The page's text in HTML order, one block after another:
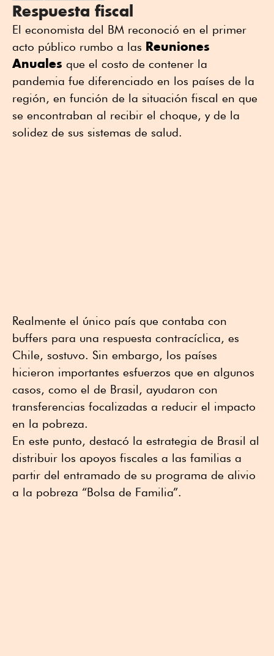
Respuesta fiscal
El economista del BM reconoció en el primer
acto público rumbo a las Reuniones
Anuales que el costo de contener la
pandemia fue diferenciado en los países de la
región, en función de la situación fiscal en que
se encontraban al recibir el choque, y de la
solidez de sus sistemas de salud.
Realmente el único país que contaba con
buffers para una respuesta contracíclica, es
Chile, sostuvo. Sin embargo, los países
hicieron importantes esfuerzos que en algunos
casos, como el de Brasil, ayudaron con
transferencias focalizadas a reducir el impacto
en la pobreza.
En este punto, destacó la estrategia de Brasil al
distribuir los apoyos fiscales a las familias a
partir del entramado de su programa de alivio
a la pobreza “Bolsa de Familia”.